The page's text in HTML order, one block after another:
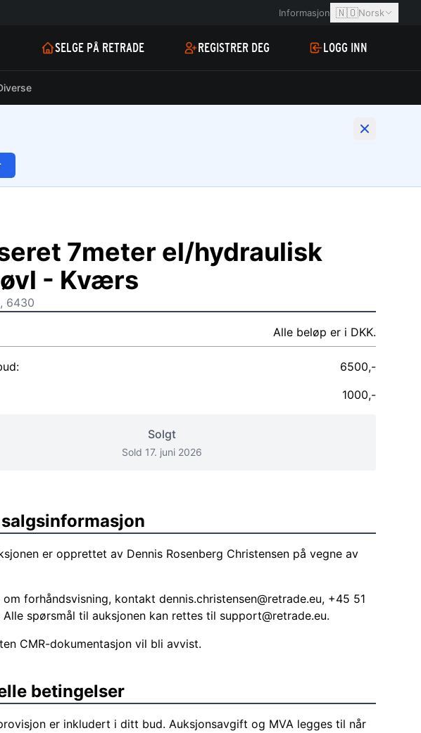
Informasjon 🇳🇴Norsk
SELGE PÅ RETRADE REGISTRER DEG LOGG INN
7meter el/hydraulisk
- Kværs
6430
Alle beløp er i DKK.
6500,-
1000,-
Solgt
Sold 17. juni 2026
er opprettet av Dennis Rosenberg Christensen på vegne av
om forhåndsvisning, kontakt dennis.christensen@retrade.eu, +45 51
spørsmål til auksjonen kan rettes til support@retrade.eu.
CMR-dokumentasjon vil bli avvist.
betingelser
er inkludert i ditt bud. Auksjonsavgift og MVA legges til når